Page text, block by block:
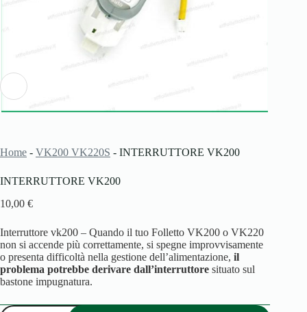
Home - VK200 VK220S - INTERRUTTORE VK200
INTERRUTTORE VK200
10,00 €
Interruttore vk200 – Quando il tuo Folletto VK200 o VK220
non si accende più correttamente, si spegne improvvisamente
o presenta difficoltà nella gestione dell’alimentazione, il
problema potrebbe derivare dall’interruttore situato sul
bastone impugnatura.